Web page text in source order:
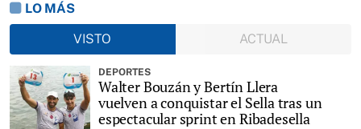
LO MÁS
VISTO
ACTUAL
DEPORTES
Walter Bouzán y Bertín Llera
vuelven a conquistar el Sella tras un
espectacular sprint en Ribadesella